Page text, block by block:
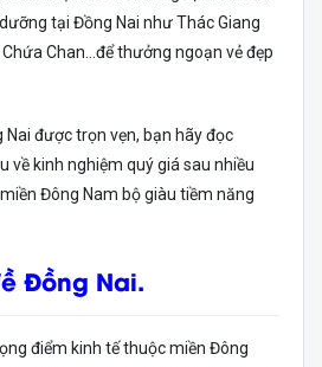
tại Đồng Nai như Thác Giang
Chan…để thưởng ngoạn vẻ đẹp
Nai được trọn vẹn, bạn hãy đọc
về kinh nghiệm quý giá sau nhiều
Đông Nam bộ giàu tiềm năng
Đồng Nai.
điểm kinh tế thuộc miền Đông